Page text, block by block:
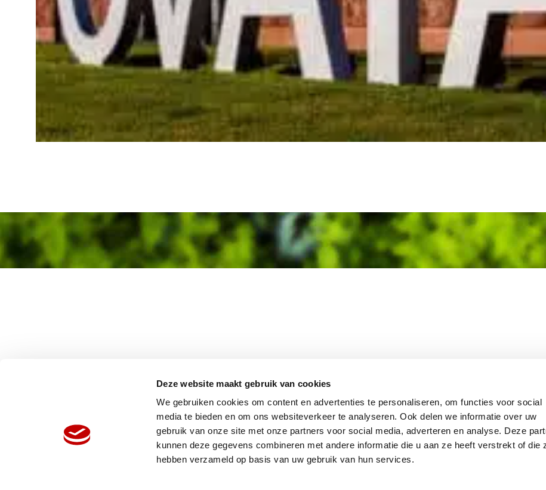
Deze website maakt gebruik van cookies
We gebruiken cookies om content en advertenties te personaliseren, om functies voor social
media te bieden en om ons websiteverkeer te analyseren. Ook delen we informatie over uw
gebruik van onze site met onze partners voor social media, adverteren en analyse. Deze
kunnen deze gegevens combineren met andere informatie die u aan ze heeft verstrekt of die
hebben verzameld op basis van uw gebruik van hun services.
HOME WEBSHOP CONTACT
JUPITER
NL